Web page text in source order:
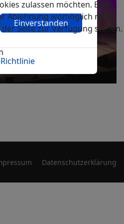
Datenschutzerklärung
Einverstanden
zulassen möchten. Bitte
Ablehnung womöglich nicht
Seite zur Verfügung stehen.